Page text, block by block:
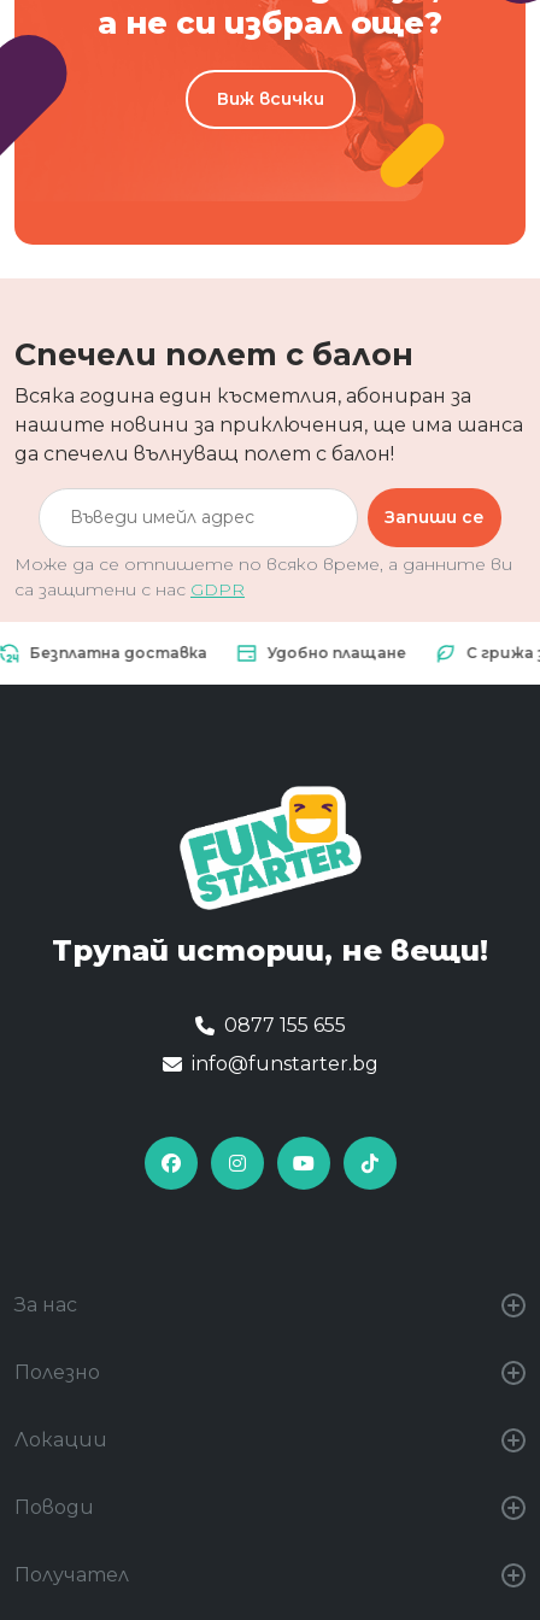
а не си избрал още?
Виж всички
Спечели полет с балон
Всяка година един късметлия, абониран за
нашите новини за приключения, ще има шанса
да спечели вълнуващ полет с балон!
Запиши се
Може да се отпишете по всяко време, а данните ви
са защитени с нас GDPR
доставка Удобно плащане С грижа за
Трупай истории, не вещи!
0877 155 655
info@funstarter.bg
За нас
Полезно
Локации
Поводи
Получател